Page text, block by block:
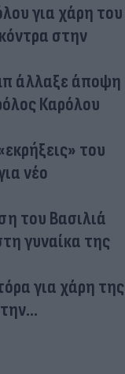
για χάρη του
στην
άλλαξε άποψη
Καρόλου
του
νέο
του Βασιλιά
γυναίκα της
για χάρη της